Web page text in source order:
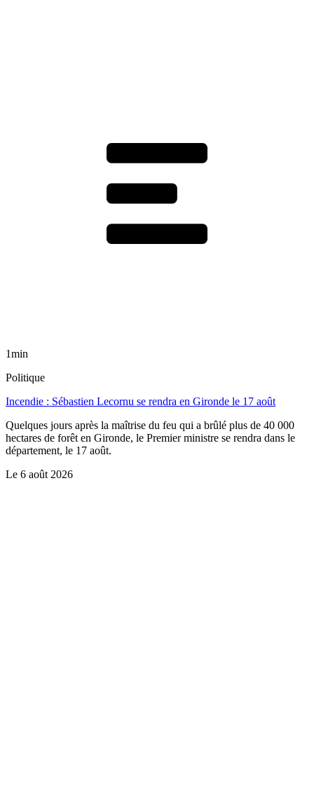
1min
Politique
Incendie : Sébastien Lecornu se rendra en Gironde le 17 août
Quelques jours après la maîtrise du feu qui a brûlé plus de 40 000
hectares de forêt en Gironde, le Premier ministre se rendra dans le
département, le 17 août.
Le 6 août 2026